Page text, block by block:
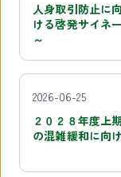
人身取引防止に
ける啓発サイネ
～
2026-06-25
２０２８年度上
の混雑緩和に向